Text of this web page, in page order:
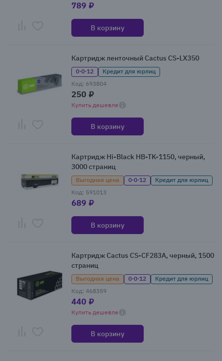
789 ₽
В корзину
Картридж ленточный Cactus CS-LX350
0·0·12
Кредит для юрлиц
Код: 693804
250 ₽
Купить дешевле
В корзину
Картридж Hi-Black HB-TK-1150, черный,
3000 страниц
Выгодная цена 0·0·12
Кредит для юрлиц
Код: 591013
689 ₽
В корзину
Картридж Cactus CS-CF283A, черный, 1500
страниц
Выгодная цена 0·0·12
Кредит для юрлиц
Код: 468359
440 ₽
Купить дешевле
В корзину